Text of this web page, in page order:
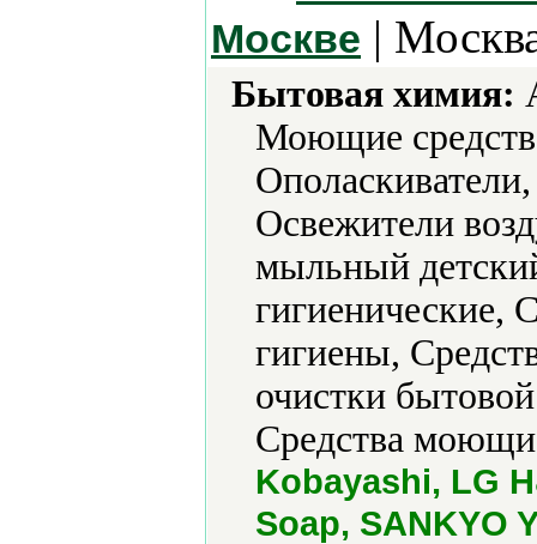
Москве |
Бытовая химия:
Моющие
Освежители
мыльный
гигиенические,
гигиены,
очистки
Средства
Kobayashi, LG
Soap, SANKYO